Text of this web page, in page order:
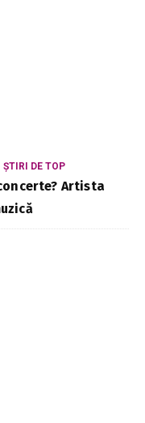
ȘTIRI DE TOP
Artista